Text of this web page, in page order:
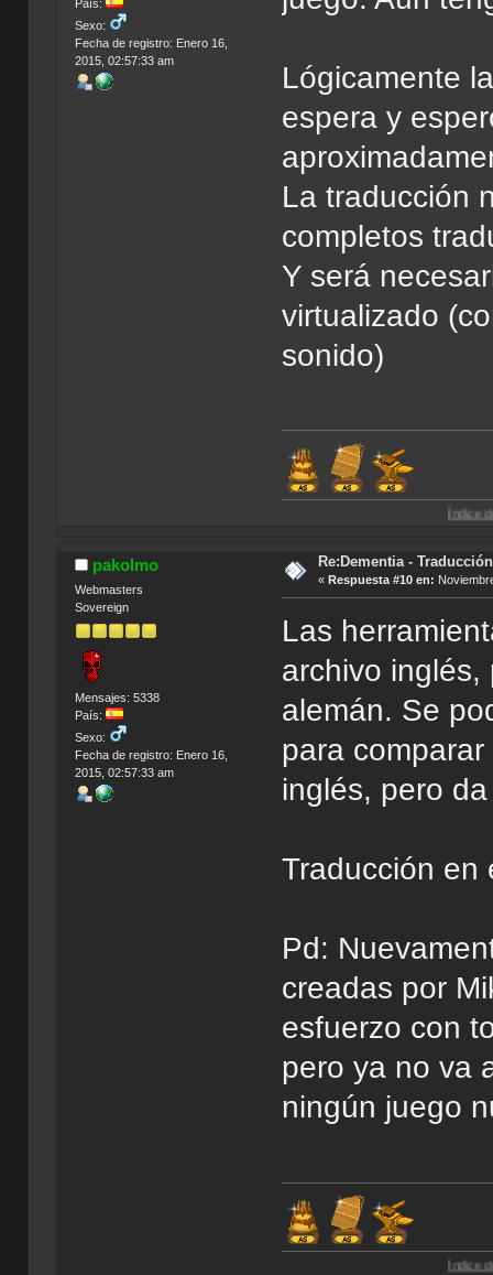
País:
Sexo:
Fecha de registro: Enero 16,
2015, 02:57:33 am
Lógicamente
espera y
La traducción
completos
Y será
virtualizado
sonido)
Índice de
pakolmo
Webmasters
Sovereign
Mensajes: 5338
País:
Sexo:
Fecha de registro: Enero 16,
2015, 02:57:33 am
Re:Dementia -
« Respuesta #10 en:
Las
archivo
alemán. Se
para
inglés, pero
Traducción en
Pd:
creadas por
esfuerzo con
pero ya no va
ningún juego
Índice de